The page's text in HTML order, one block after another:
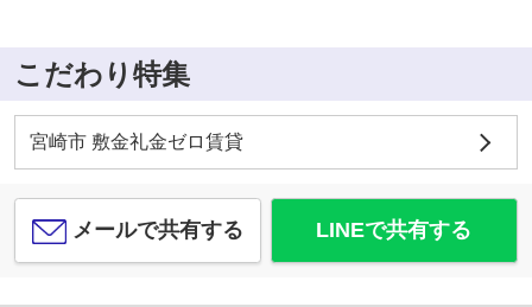
こだわり特集
宮崎市 敷金礼金ゼロ賃貸
メールで共有する LINEで共有する